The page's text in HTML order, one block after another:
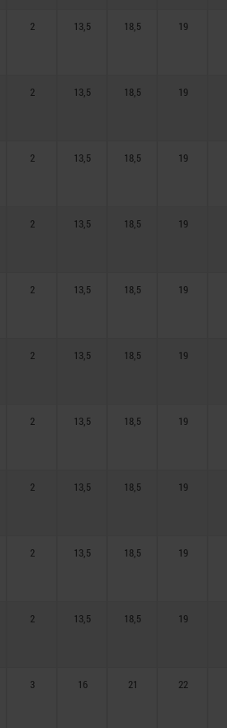
2 13,5 18,5 19
2 13,5 18,5 19
2 13,5 18,5 19
2 13,5 18,5 19
2 13,5 18,5 19
2 13,5 18,5 19
2 13,5 18,5 19
2 13,5 18,5 19
2 13,5 18,5 19
2 13,5 18,5 19
3 16 21 22